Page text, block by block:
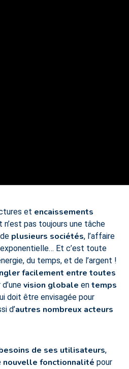
et encaissements
n’est pas toujours une tâche
plusieurs sociétés, l’affaire
Et c’est toute
du temps, et de l’argent !
facilement entre toutes
vision globale en temps
doit être envisagée pour
d’autres nombreux acteurs
de ses utilisateurs,
nouvelle fonctionnalité pour